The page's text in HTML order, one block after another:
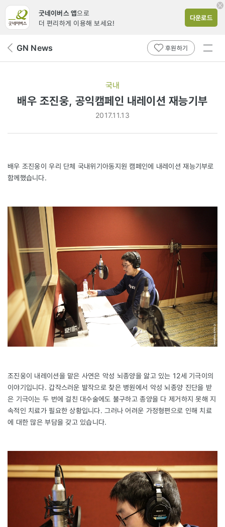
굿네이버스 앱으로
더 편리하게 이용해 보세요!
다운로드
뒤 GN News 후원하기
전체
국내
배우 조진웅, 공익캠페인 내레이션 재능기부
2017.11.13
배우 조진웅이 우리 단체 국내위기아동지원 캠페인에 내레이션 재능기부로
함께했습니다.
조진웅이 내레이션을 맡은 사연은 악성 뇌종양을 앓고 있는 12세 기극이의
이야기입니다. 갑작스러운 발작으로 찾은 병원에서 악성 뇌종양 진단을 받
은 기극이는 두 번에 걸친 대수술에도 불구하고 종양을 다 제거하지 못해 지
속적인 치료가 필요한 상황입니다. 그러나 어려운 가정형편으로 인해 치료
에 대한 많은 부담을 갖고 있습니다.